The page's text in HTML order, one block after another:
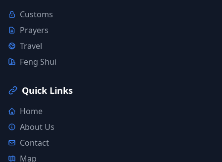
Customs
Prayers
Travel
Feng Shui
Quick Links
Home
About Us
Contact
Map